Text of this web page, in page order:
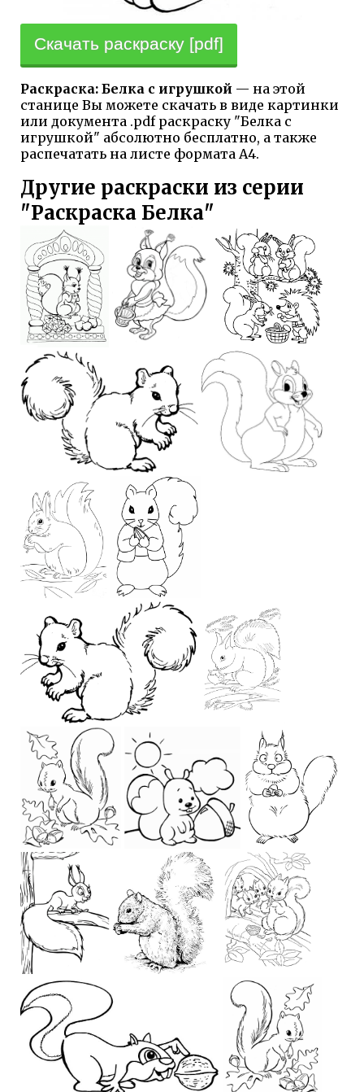
Скачать раскраску [pdf]
Раскраска: Белка с игрушкой — на этой
станице Вы можете скачать в виде картинки
или документа .pdf раскраску "Белка с
игрушкой" абсолютно бесплатно, а также
распечатать на листе формата А4.
Другие раскраски из серии
"Раскраска Белка"